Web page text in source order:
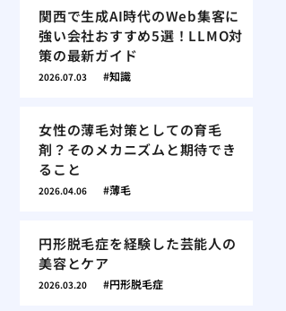
関西で生成AI時代のWeb集客に
強い会社おすすめ5選！LLMO対
策の最新ガイド
2026.07.03 知識
女性の薄毛対策としての育毛
剤？そのメカニズムと期待でき
ること
2026.04.06 薄毛
円形脱毛症を経験した芸能人の
美容とケア
2026.03.20 円形脱毛症